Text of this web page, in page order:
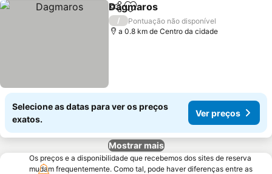
PartilharAdicionar aos favoritos
Dagmaros
/
Pontuação não disponível
a 0.8 km de Centro da cidade
Selecione as datas para ver os preços
exatos.
Ver preços
Mostrar mais
Os preços e a disponibilidade que recebemos dos sites de reserva
mudam frequentemente. Como tal, pode haver diferenças entre as